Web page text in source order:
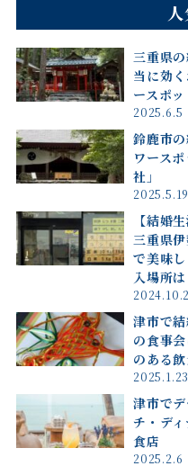
三重県
当に効
ースポッ
2025.6.5
鈴鹿市
ワース
社」
2025.5.19
【結婚
三重県
で美味
入場所は
津市で
の食事
のある
2025.1.23
津市で
チ・デ
食店
2025.2.6